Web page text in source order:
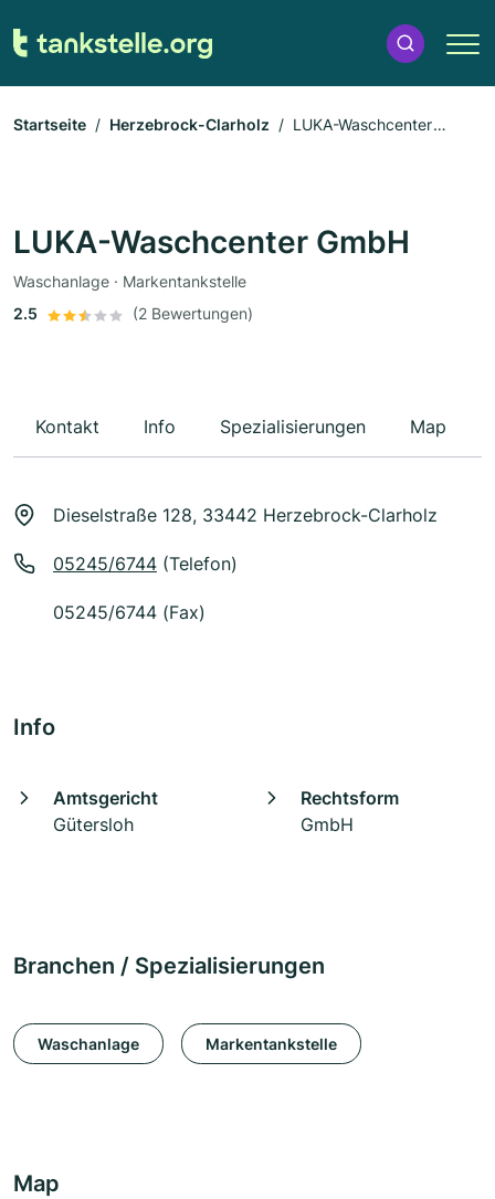
Startseite Herzebrock-Clarholz
LUKA-Waschcenter
LUKA-Waschcenter GmbH
Waschanlage · Markentankstelle
2.5
(2 Bewertungen)
Kontakt Info Spezialisierungen Map
Dieselstraße 128, 33442 Herzebrock-Clarholz
05245/6744 (Telefon)
05245/6744 (Fax)
Info
Amtsgericht
Gütersloh
Rechtsform
GmbH
Branchen / Spezialisierungen
Waschanlage Markentankstelle
Map